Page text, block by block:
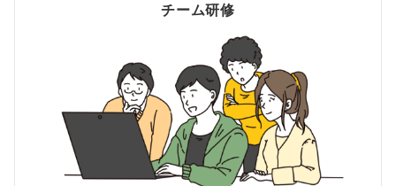
チーム研修